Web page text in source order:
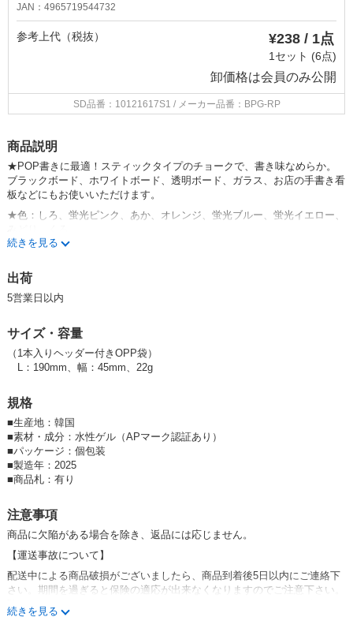
JAN：4965719544732
参考上代（税抜） ¥238 / 1点
1セット (6点)
卸価格は会員のみ公開
SD品番：10121617S1 / メーカー品番：BPG-RP
商品説明
★POP書きに最適！スティックタイプのチョークで、書き味なめらか。
ブラックボード、ホワイトボード、透明ボード、ガラス、お店の手書き看
板などにもお使いいただけます。
★色：しろ、蛍光ピンク、あか、オレンジ、蛍光ブルー、蛍光イエロー、
★線幅約4mm
★尾栓を回すと軸の長さが調整でき残量も確認できます。
★チョークのような表現で書き味がなめらかです。また発色が鮮やかで
す。
★消去の際は水を含ませたタオルや、ウェットタオルで拭いてください。
★【コツ】書き心地が良く、発色もよく他のブラックボードマーカーに
比べて使い勝手がとても良いです。筆圧を強くして書くと減りが早いの
で、やさしく書くことが長持ちさせるコツです。
（ご注意：学校黒板や工事黒板への筆記には適しません。筆記跡が残る場
合があります。）
#チョーク
＃クレヨン
#POP
#メニューボード
#メニュー看板
木製黒板
#A型
p4Dcl_2haXc,UY0M7VUBE-k
続きを見る
出荷
5営業日以内
サイズ・容量
（1本入りヘッダー付きOPP袋）
L：190mm、幅：45mm、22g
規格
■生産地：韓国
■素材・成分：水性ゲル（APマーク認証あり）
■パッケージ：個包装
■製造年：2025
■商品札：有り
注意事項
商品に欠陥がある場合を除き、返品には応じません。
【運送事故について】
配送中による商品破損がございましたら、商品到着後5日以内にご連絡下
さい。期間を過ぎると保険の適応が出来なくなりますのでご注意下さい。
確認次第、返品・交換いたします。（弊社送料負担）その際、お手数をお
続きを見る